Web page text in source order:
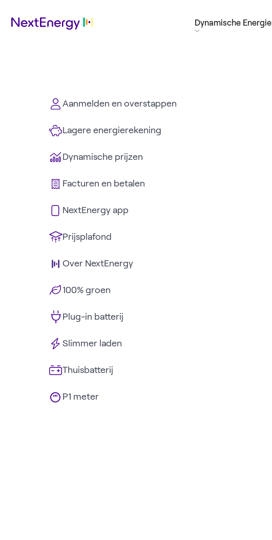
Dynamische Energie
Aanmelden en overstappen
Lagere energierekening
Dynamische prijzen
Facturen en betalen
NextEnergy app
Prijsplafond
Over NextEnergy
100% groen
Plug-in batterij
Slimmer laden
Thuisbatterij
P1 meter